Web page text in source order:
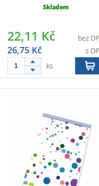
Skladem
22,11 Kč bez
26,75 Kč
s
ks